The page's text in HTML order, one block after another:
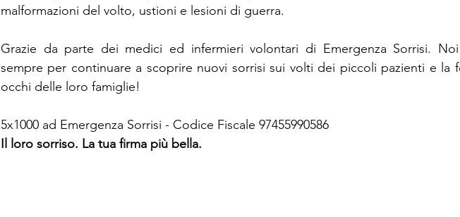
malformazioni del volto, ustioni e lesioni di guerra.
Grazie da parte dei medici ed infermieri volontari di Emergenza Sorrisi.
sempre per continuare a scoprire nuovi sorrisi sui volti dei piccoli pazienti e la
occhi delle loro famiglie!
5x1000 ad Emergenza Sorrisi - Codice Fiscale 97455990586
Il loro sorriso. La tua firma più bella.